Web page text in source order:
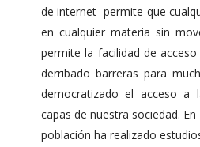
de internet permite que
en cualquier materia sin
permite la facilidad de
derribado barreras para
democratizado el acceso a
capas de nuestra sociedad.
población ha realizado